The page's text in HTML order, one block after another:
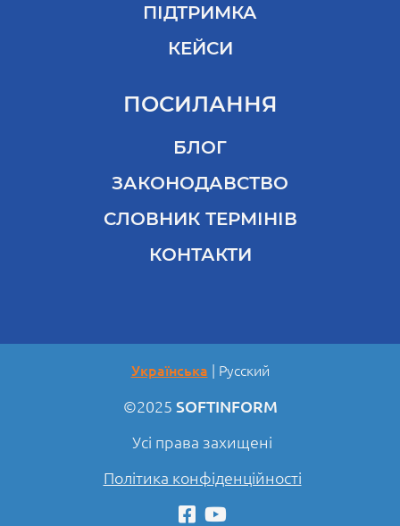
ПІДТРИМКА
КЕЙСИ
ПОСИЛАННЯ
БЛОГ
ЗАКОНОДАВСТВО
СЛОВНИК ТЕРМІНІВ
КОНТАКТИ
Українська Русский
©2025 SOFTINFORM
Усі права захищені
Політика конфіденційності